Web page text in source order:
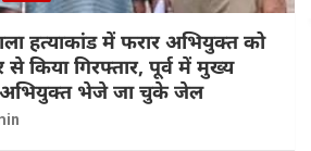
हत्याकांड में फरार अभियुक्त को
से किया गिरफ्तार, पूर्व में मुख्य
अभियुक्त भेजे जा चुके जेल